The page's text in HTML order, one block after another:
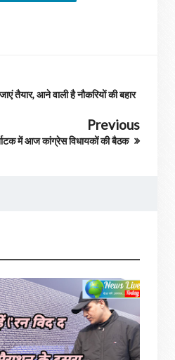
तैयार, आने वाली है नौकरियों की बहार
Previous
में आज कांग्रेस विधायकों की बैठक